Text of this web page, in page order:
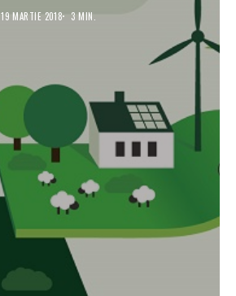
19 MARTIE 2018 3 MIN.